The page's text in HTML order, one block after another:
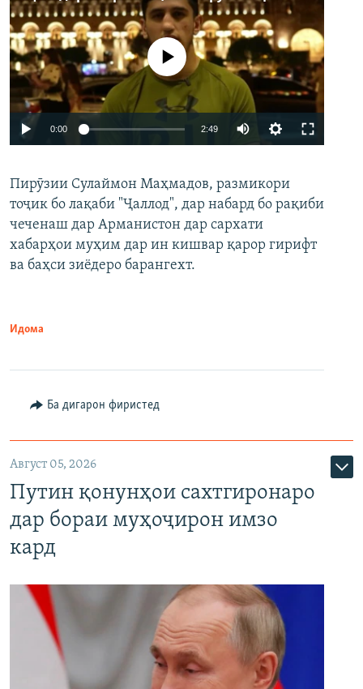
Auto 240p 360p 480p
720p 1080p
Феълан кор намекунад
0:00 2:49
360p
480p
Пирӯзии Сулаймон Маҳмадов, размикори
тоҷик бо лақаби "Ҷаллод", дар набард бо рақиби
чеченаш дар Арманистон дар сархати
хабарҳои муҳим дар ин кишвар қарор гирифт
ва баҳси зиёдеро барангехт.
Идома
Ба дигарон фиристед
Август 05, 2026
Путин қонунҳои сахтгиронаро
дар бораи муҳоҷирон имзо
кард